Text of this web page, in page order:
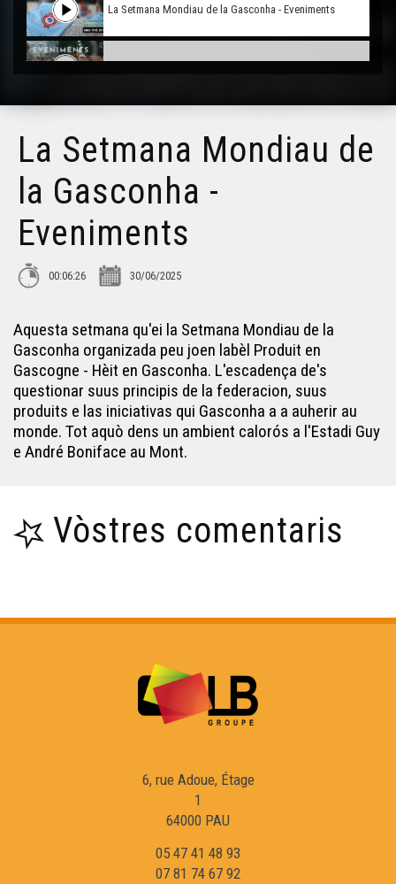
La Setmana Mondiau de la Gasconha - Eveniments
L'Estivada de 2025 - Eveniments
Los Encontres d'Astahòrt de 2025 - Eveniments
La Felibrejada de Sarlat de 2025 - Eveniments
Hèsta de l'Agricultura Paisana - Eveniments
La Nuech dau Trad - Eveniments
La Passem 2026 - Eveniments
Las Hèstas de Baiona : vila basca e gascona -
Carnaval de Brantòsme - Eveniments
La Setmana Mondiau de
la Gasconha -
Eveniments
00:06:26 30/06/2025
Aquesta setmana qu'ei la Setmana Mondiau de la
Gasconha organizada peu joen labèl Produit en
Gascogne - Hèit en Gasconha. L'escadença de's
questionar suus principis de la federacion, suus
produits e las iniciativas qui Gasconha a a auherir au
monde. Tot aquò dens un ambient calorós a l'Estadi Guy
e André Boniface au Mont.
Vòstres comentaris
6, rue Adoue, Étage
1
64000 PAU
05 47 41 48 93
07 81 74 67 92